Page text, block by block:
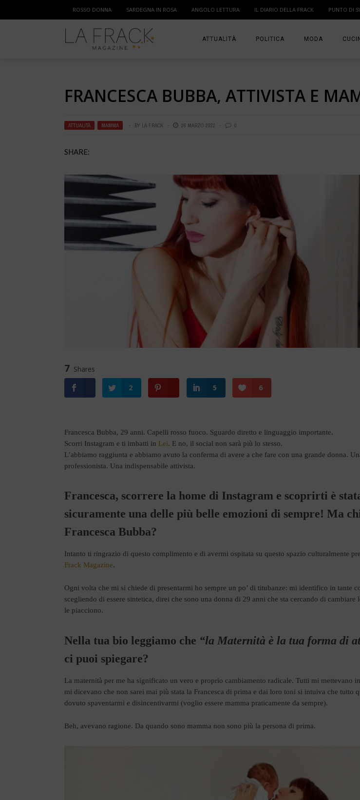
ROSSO DONNA SARDEGNA IN ROSA ANGOLO LETTURA IL DIARIO DELLA FRACK PUNTO DI
ATTUALITÀ
MAMMA
POLITICA MODA
FRANCESCA BUBBA, ATTIVISTA E
ATTUALITÀ , MAMMA BY LA FRACK 26 MARZO 2022 0
SHARE:
7 Shares
2
5 6
Francesca Bubba, 29 anni. Capelli rosso fuoco. Sguardo diretto e linguaggio importante.
Scorri Instagram e ti imbatti in Lei. E no, il social non sarà più lo stesso.
L’abbiamo raggiunta e abbiamo avuto la conferma di avere a che fare con una grande donna.
professionista. Una indispensabile attivista.
Francesca, scorrere la home di Instagram e scoprirti è
sicuramente una delle più belle emozioni di sempre! Ma
Francesca Bubba?
Intanto ti ringrazio di questo complimento e di avermi ospitata su questo spazio culturalmente
Frack Magazine.
Ogni volta che mi si chiede di presentarmi ho sempre un po’ di titubanze: mi identifico in tante
scegliendo di essere sintetica, direi che sono una donna di 29 anni che sta cercando di cambiare
le piacciono.
Nella tua bio leggiamo che “la Maternità è la tua forma di
ci puoi spiegare?
La maternità per me ha significato un vero e proprio cambiamento radicale. Tutti mi mettevano
mi dicevano che non sarei mai più stata la Francesca di prima e dai loro toni si intuiva che tutto
dovuto spaventarmi e disincentivarmi (voglio essere mamma praticamente da sempre).
Beh, avevano ragione. Da quando sono mamma non sono più la persona di prima.